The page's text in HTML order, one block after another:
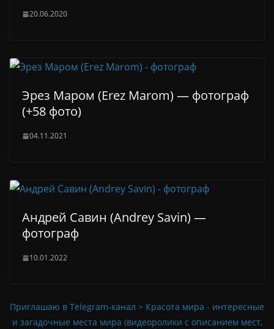
20.06.2020
Эрез Маром (Erez Marom) — фотограф
(+58 фото)
04.11.2021
Андрей Савин (Andrey Savin) —
фотограф
10.01.2022
Приглашаю в Telegram-канал > Красота мира - интересные
и загадочные места мира (видеоролики с описанием мест,